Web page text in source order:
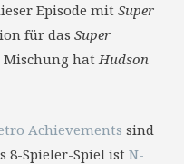
Episode mitSuper
für das Super
Mischung hatHudson
Achievements sind
8-Spieler-Spiel ist N-